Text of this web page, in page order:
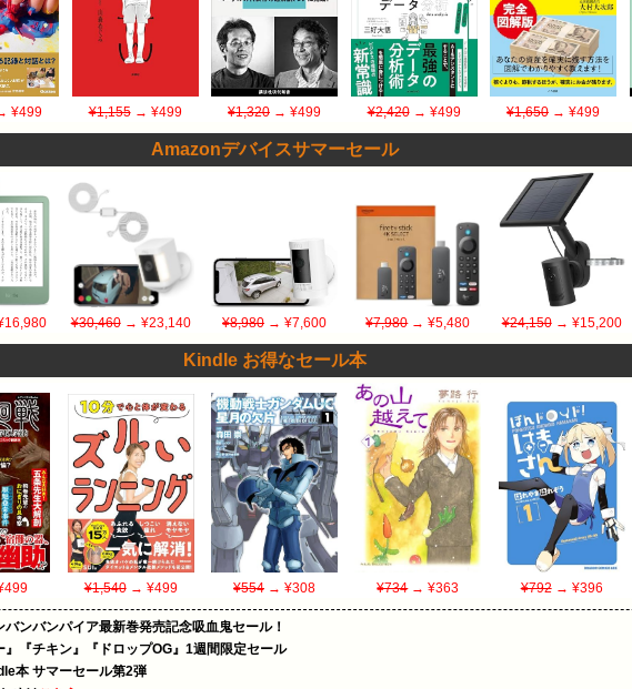
¥499 ¥1,155→ ¥499 ¥1,320 → ¥499 ¥2,420→ ¥499 ¥1,650 → ¥499
Amazonデバイスサマーセール
¥30,460→ ¥23,140 ¥8,980→ ¥7,600 ¥7,980→ ¥5,480 ¥24,150→ ¥15,200
Kindle お得なセール本
¥1,540→ ¥499 ¥554→ ¥308 ¥734→ ¥363 ¥792→ ¥396
ンバンパイア最新巻発売記念吸血鬼セール！
』『チキン』『ドロップOG』1週間限定セール
本 サマーセール第2弾